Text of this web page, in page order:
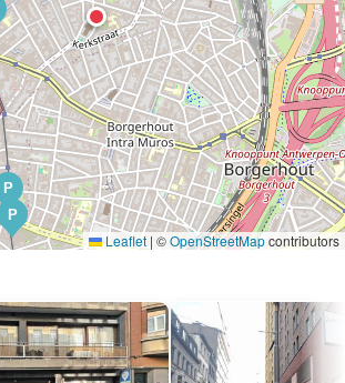
P
P
Leaflet | ©OpenStreetMapcontributors